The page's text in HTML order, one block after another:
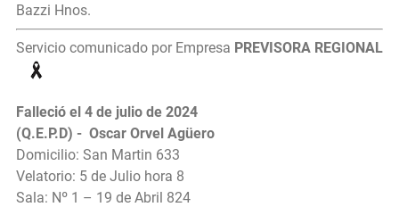
Bazzi Hnos.
Servicio comunicado por Empresa PREVISORA REGIONAL
Falleció el 4 de julio de 2024
(Q.E.P.D) - Oscar Orvel Agüero
Domicilio: San Martin 633
Velatorio: 5 de Julio hora 8
Sala: Nº 1 – 19 de Abril 824